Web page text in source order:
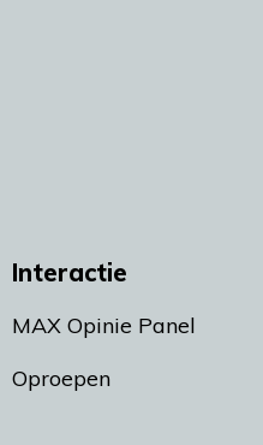
Interactie
MAX Opinie Panel
Oproepen